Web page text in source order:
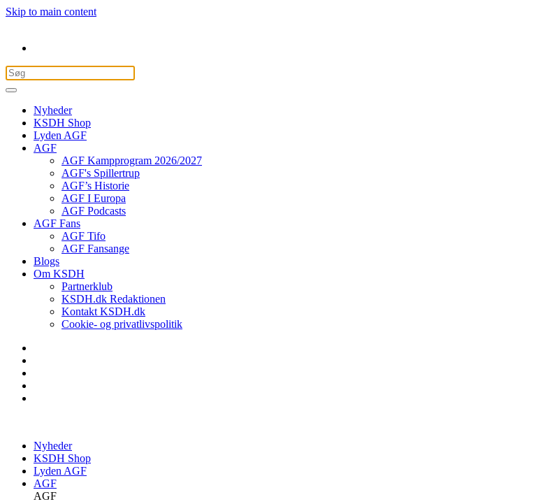
Skip to main content
Nyheder
KSDH Shop
Lyden AGF
AGF
AGF Kampprogram 2026/2027
AGF's Spillertrup
AGF’s Historie
AGF I Europa
AGF Podcasts
AGF Fans
AGF Tifo
AGF Fansange
Blogs
Om KSDH
Partnerklub
KSDH.dk Redaktionen
Kontakt KSDH.dk
Cookie- og privatlivspolitik
Nyheder
KSDH Shop
Lyden AGF
AGF
AGF